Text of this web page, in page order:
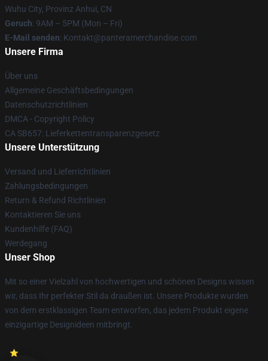
Wuhu City, Provinz Anhui, CN
Geruch: 9AM – 5PM (Mon – Fri)
E-Mail senden: Kontakt@panteramerchandise.com
Unsere Firma
Über uns
Allgemeine Geschäftsbedingungen
Datenschutzrichtlinien
DMCA - Copyright Policy
CA SB657: Lieferkettentransparenzgesetz
Unsere Unterstützung
Versand und Lieferrichtlinien
Zahlungsbedingungen
Return & Refund Richtlinien
Kontaktieren Sie uns
Kundenhilfe (FAQ)
Werdegang
Unser Shop
Mit so einer Vielzahl von hochwertigen und schönen Designs wissen
wir, dass Ihr perfekter Stil da draußen ist. Unsere Produkte wurden
von dem erstklassigen Team entworfen, das jedem Produkt eigene
einzigartige Designideen mitbringt.